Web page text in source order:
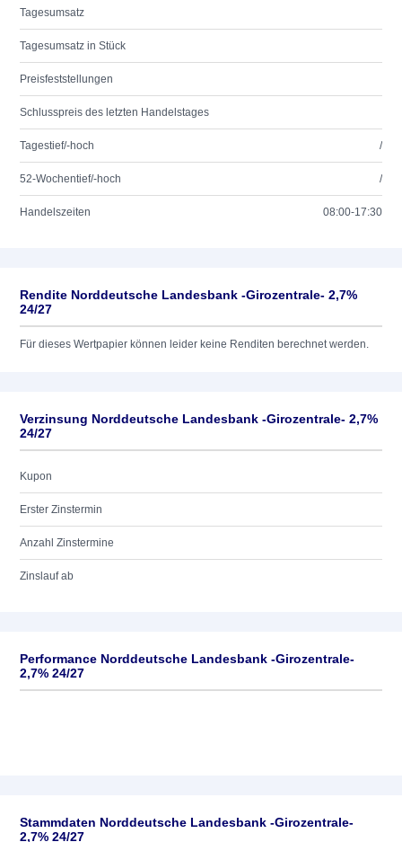
Tagesumsatz
Tagesumsatz in Stück
Preisfeststellungen
Schlusspreis des letzten Handelstages
Tagestief/-hoch /
52-Wochentief/-hoch /
Handelszeiten 08:00-17:30
Rendite Norddeutsche Landesbank -Girozentrale- 2,7%
24/27
Für dieses Wertpapier können leider keine Renditen berechnet werden.
Verzinsung Norddeutsche Landesbank -Girozentrale- 2,7%
24/27
Kupon
Erster Zinstermin
Anzahl Zinstermine
Zinslauf ab
Performance Norddeutsche Landesbank -Girozentrale-
2,7% 24/27
Stammdaten Norddeutsche Landesbank -Girozentrale-
2,7% 24/27